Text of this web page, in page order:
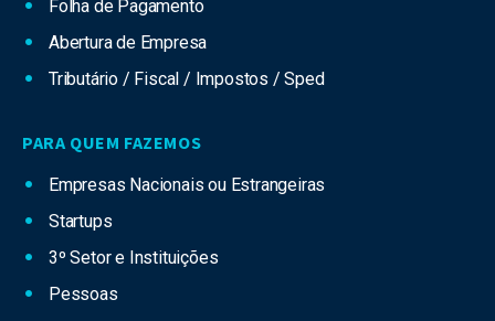
Folha de Pagamento
Abertura de Empresa
Tributário / Fiscal / Impostos / Sped
PARA QUEM FAZEMOS
Empresas Nacionais ou Estrangeiras
Startups
3º Setor e Instituições
Pessoas